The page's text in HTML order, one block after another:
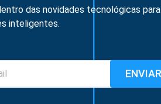
das novidades tecnológicas para
inteligentes.